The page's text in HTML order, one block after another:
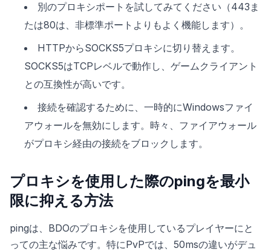
別のプロキシポートを試してみてください（443ま
たは80は、非標準ポートよりもよく機能します）。
HTTPからSOCKS5プロキシに切り替えます。
SOCKS5はTCPレベルで動作し、ゲームクライアント
との互換性が高いです。
接続を確認するために、一時的にWindowsファイ
アウォールを無効にします。時々、ファイアウォール
がプロキシ経由の接続をブロックします。
プロキシを使用した際のpingを最小
限に抑える方法
pingは、BDOのプロキシを使用しているプレイヤーにと
っての主な悩みです。特にPvPでは、50msの違いがデュ